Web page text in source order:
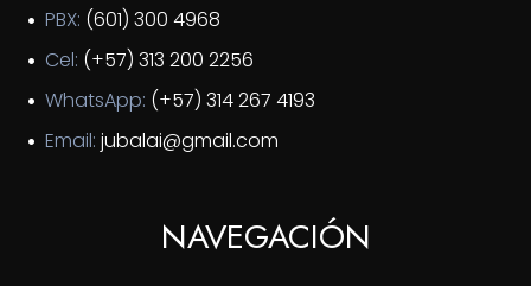
PBX: (601) 300 4968
Cel: (+57) 313 200 2256
WhatsApp: (+57) 314 267 4193
Email: jubalai@gmail.com
NAVEGACIÓN